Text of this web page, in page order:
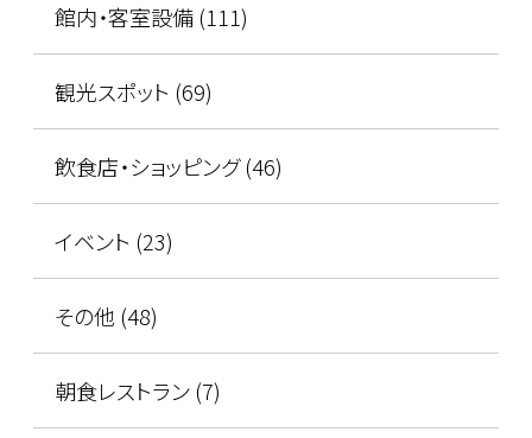
館内・客室設備 (111)
観光スポット (69)
飲食店・ショッピング (46)
イベント (23)
その他 (48)
朝食レストラン (7)